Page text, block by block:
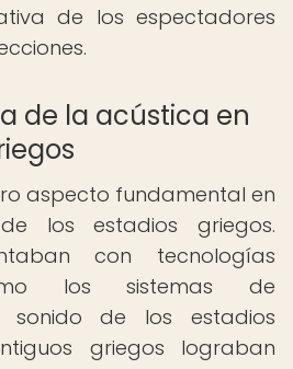
de los espectadores
de la acústica en
aspecto fundamental en
los estadios griegos.
con tecnologías
los sistemas de
sonido de los estadios
griegos lograban